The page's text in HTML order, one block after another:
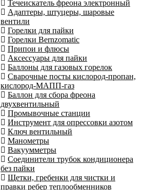
Течеискатель фреона электронный
Адаптеры, штуцеры, шаровые
вентили
Горелки для пайки
Горелки Bernzomatic
Припои и флюсы
Аксессуары для пайки
Баллоны для газовых горелок
Сварочные посты кислород-пропан,
кислород-МАПП-газ
Баллон для сбора фреона
двухвентильный
Промывочные станции
Инструмент для опрессовки азотом
Ключ вентильный
Манометры
Вакуумметры
Соединители трубок кондиционера
без пайки
Щетки, гребенки для чистки и
правки ребер теплообменников